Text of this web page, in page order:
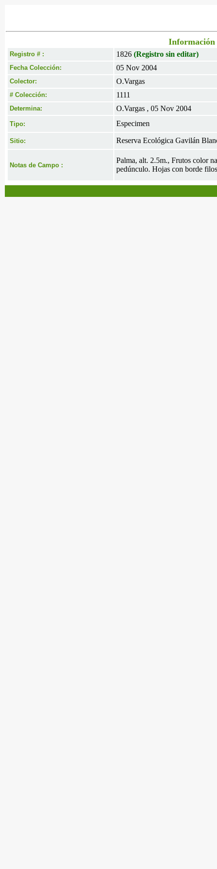
Información
Registro # : 1826 (Registro sin editar)
Fecha Colección: 05 Nov 2004
Colector: O.Vargas
# Colección: 1111
Determina: O.Vargas , 05 Nov 2004
Tipo: Especimen
Sitio: Reserva Ecológica Gavilán
Notas de Campo :
Palma, alt. 2.5m., Frutos color
pedúnculo. Hojas con borde